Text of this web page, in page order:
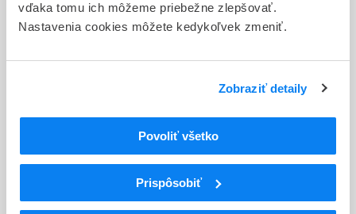
vďaka tomu ich môžeme priebežne zlepšovať.
Nastavenia cookies môžete kedykoľvek zmeniť.
Zobraziť detaily
Povoliť všetko
Prispôsobiť
Aktuality
Ochrana osobných údajov
Kontakty